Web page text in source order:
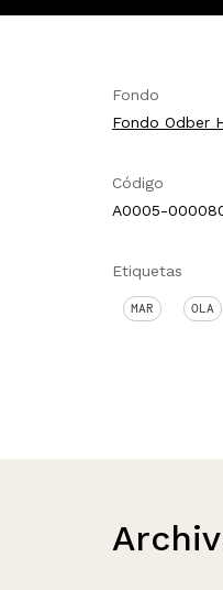
Fondo
Fondo Odber
Código
A0005-
Etiquetas
MAR OLA